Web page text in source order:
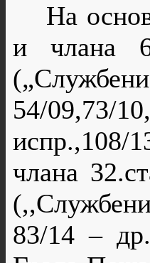
На
и члана
54/09,73/
испр.,108/
члана 32.
83/14 –